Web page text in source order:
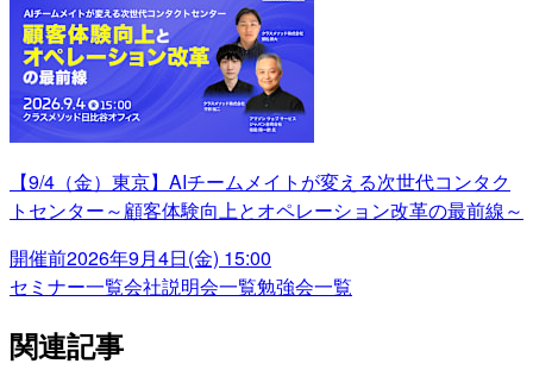
【9/4（金）東京】AIチームメイトが変える次世代コンタク
トセンター～顧客体験向上とオペレーション改革の最前線～
開催前2026年9月4日(金) 15:00
セミナー一覧会社説明会一覧勉強会一覧
関連記事